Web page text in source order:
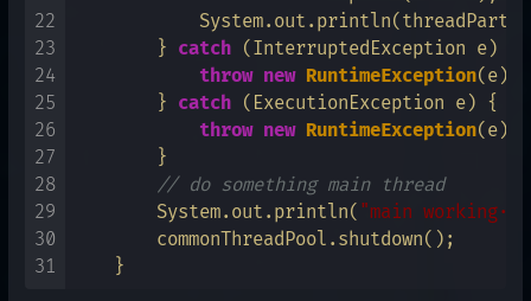
22
23
24
25
26
27
28
29
30
31
        }
catch (InterruptedException e) {
throw new RuntimeException(e);
        }
catch (ExecutionException e) {
throw new RuntimeException(e);
        }
// do something main thread
        System.out.println(
"main
        commonThreadPool.shutdown();